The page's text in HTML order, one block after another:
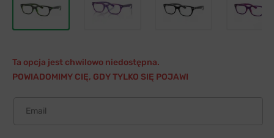
Ta opcja jest chwilowo niedostępna.
POWIADOMIMY CIĘ, GDY TYLKO SIĘ POJAWI
Email